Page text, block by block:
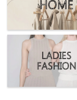
気に
ゃれ
チェ
【よく検索され